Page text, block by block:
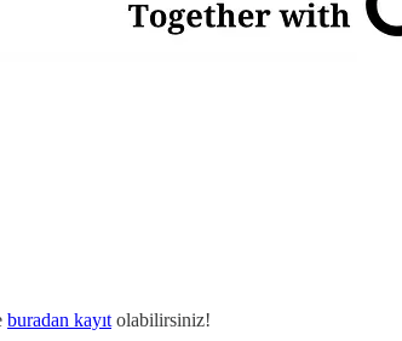
buradan kayıt olabilirsiniz!